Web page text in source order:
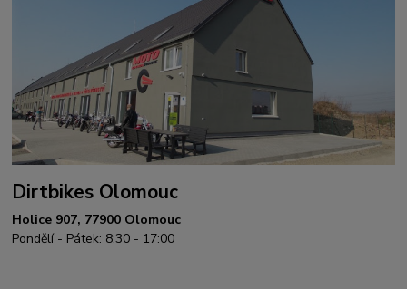
Dirtbikes Olomouc
Holice 907, 77900 Olomouc
Pondělí - Pátek: 8:30 - 17:00